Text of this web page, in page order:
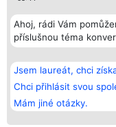
Ahoj, rádi Vám
příslušnou téma
Jsem laureát, chci
Chci přihlásit svou
Mám jiné otázky.
Bright Side Solutions sp. z o.
o. sp. k.
ul. Ruska 22
Wrocław 50-079
KRS 0000749100 | Regon
381313360 | NIP 8943132676